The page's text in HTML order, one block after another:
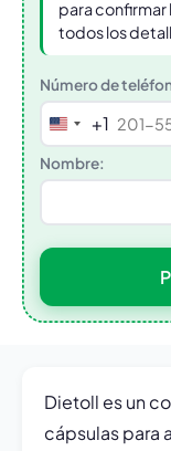
para
todos los
Número de
United
States
+1
+1
Nombre:
Dietoll es un
cápsulas para